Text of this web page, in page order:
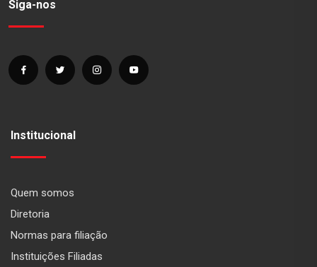
Siga-nos
Institucional
Quem somos
Diretoria
Normas para filiação
Instituições Filiadas